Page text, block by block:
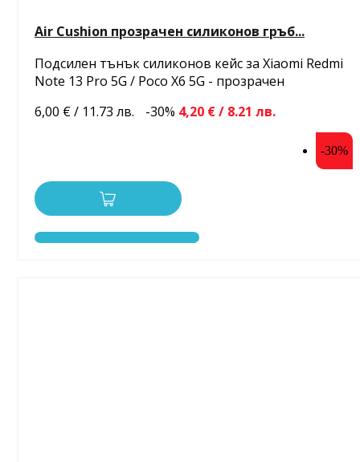
Air Cushion прозрачен силиконов гръб...
Подсилен тънък силиконов кейс за Xiaomi Redmi
Note 13 Pro 5G / Poco X6 5G - прозрачен
6,00 € / 11.73 лв.
-30% 4,20 € / 8.21 лв.
-30%